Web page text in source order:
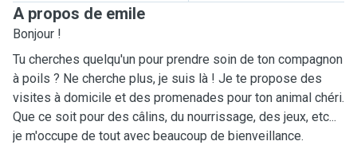
A propos de emile
Bonjour !
Tu cherches quelqu'un pour prendre soin de ton compagnon
à poils ? Ne cherche plus, je suis là ! Je te propose des
visites à domicile et des promenades pour ton animal chéri.
Que ce soit pour des câlins, du nourrissage, des jeux, etc...
je m'occupe de tout avec beaucoup de bienveillance.